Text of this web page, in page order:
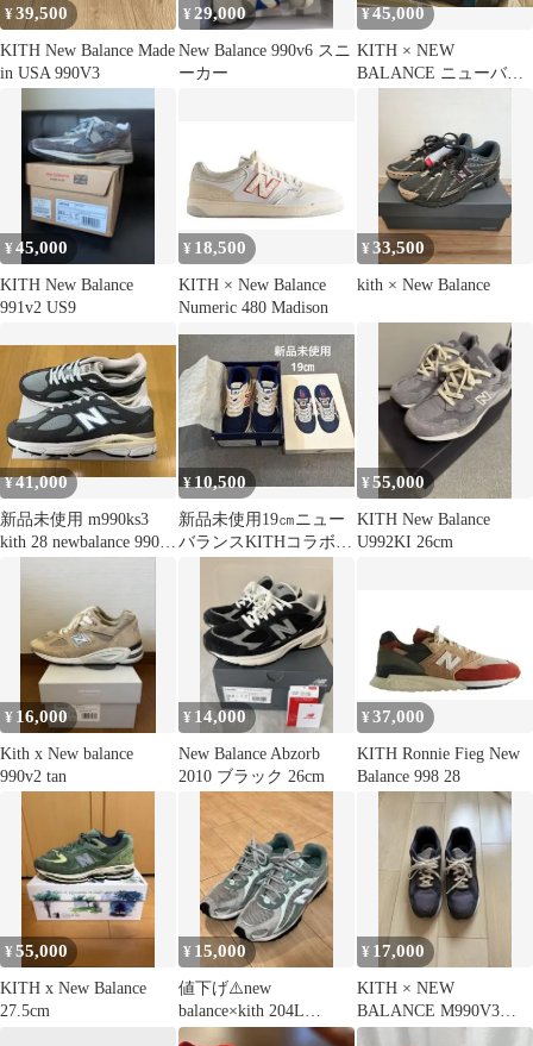
¥39,500
KITH New Balance Made
in USA 990V3
¥ 29,000
New Balance 990v6 スニ
ーカー
¥45,000
KITH × NEW
BALANCE ニューバラ
¥45,000
KITH New Balance
991v2 US9
¥ 18,500
KITH × New Balance
Numeric 480 Madison
¥33,500
kith × New Balance
¥41,000
新品未使用 m990ks3
kith 28 newbalance 990
¥ 10,500
新品未使用19㎝ニュー
バランスKITHコラボ
¥55,000
KITH New Balance
U992KI 26cm
¥ 16,000
Kith x New balance
990v2 tan
¥ 14,000
New Balance Abzorb
2010 ブラック 26cm
¥37,000
KITH Ronnie Fieg New
Balance 998 28
¥55,000
KITH x New Balance
27.5cm
¥ 15,000
値下げ⚠️new
balance×kith 204L
27.5cm
¥ 17,000
KITH × NEW
BALANCE M990V3
28cm